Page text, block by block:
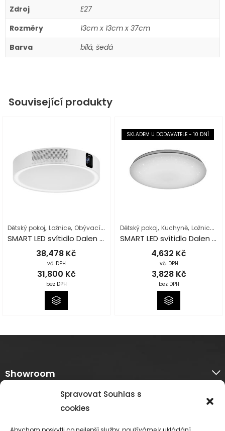
Spravovat Souhlas s
cookies
Zdroj
E27
Rozměry
13cm x 13cm x 37cm
Barva
bílá, šedá
Související produkty
Dětský pokoj, Ložnice, Obývací pokoj ,Osvětlení interiéru,Podle
SMART LED svítidlo Dalen X30 – 3 v 1
38,478 Kč
vč. DPH
31,800 Kč
bez DPH
SKLADEM U DODAVATELE - 10 DNÍ
Dětský pokoj, Kuchyně, Ložnice ,
SMART LED svítidlo Dalen S28TX
4,632 Kč
vč. DPH
3,828 Kč
bez DPH
Showroom
Informace k nákupu